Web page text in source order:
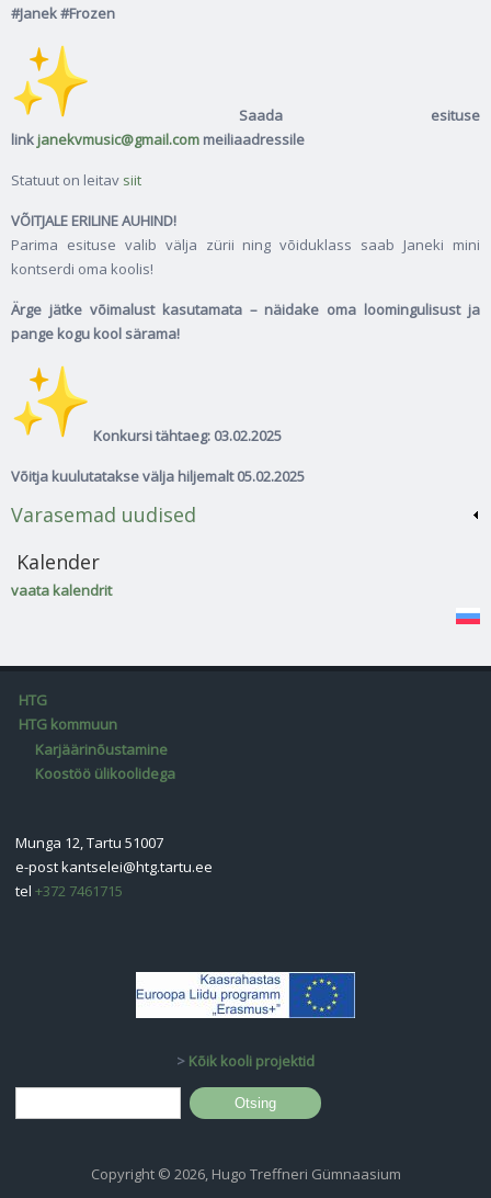
#Janek #Frozen
Saada esituse
link janekvmusic@gmail.com meiliaadressile
Statuut on leitav siit
VÕITJALE ERILINE AUHIND!
Parima esituse valib välja zürii ning võiduklass saab Janeki mini
kontserdi oma koolis!
Ärge jätke võimalust kasutamata – näidake oma loomingulisust ja
pange kogu kool särama!
Konkursi tähtaeg: 03.02.2025
Võitja kuulutatakse välja hiljemalt 05.02.2025
Varasemad uudised
Kalender
vaata kalendrit
HTG
HTG kommuun
Karjäärinõustamine
Koostöö ülikoolidega
Munga 12, Tartu 51007
e-postkantselei@htg.tartu.ee
tel+372 7461715
> Kõik kooli projektid
Otsinguvorm
Otsing
Copyright © 2026, Hugo Treffneri Gümnaasium